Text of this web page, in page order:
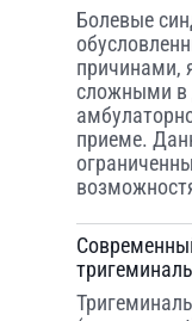
Болевые
причинами,
сложными в
приеме.